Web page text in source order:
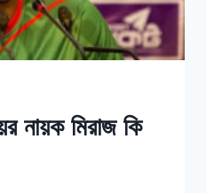
নায়ক মিরাজ কি